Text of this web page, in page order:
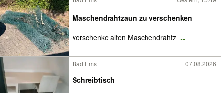
Maschendrahtzaun zu verschenken
verschenke alten Maschendrahtz ...
Bad Ems 07.08.2026
Schreibtisch